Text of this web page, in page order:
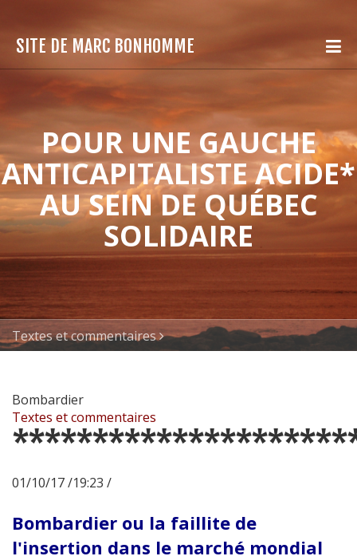
SITE DE MARC BONHOMME
POUR UNE GAUCHE
ANTICAPITALISTE ACIDE*
AU SEIN DE QUÉBEC
SOLIDAIRE
Textes et commentaires
Bombardier
Textes et commentaires
01/10/17 /19:23 /
Bombardier ou la faillite de
l'insertion dans le marché mondial